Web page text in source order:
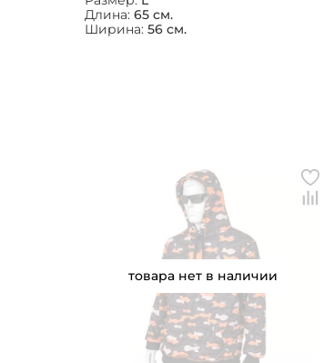
Длина: 65 см.
Ширина: 56 см.
товара нет в наличии